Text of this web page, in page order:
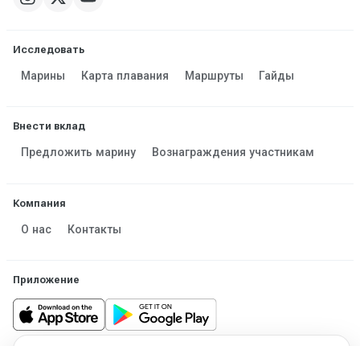
Исследовать
Марины Карта плавания Маршруты Гайды
Внести вклад
Предложить марину Вознаграждения участникам
Компания
О нас Контакты
Приложение